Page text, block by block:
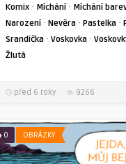
Komix · Míchání· Míchání
Narození· Nevěra · Pastelka ·
Srandička · Voskovka ·
Žlutá
před 6 roky 9266
0 OBRÁZKY